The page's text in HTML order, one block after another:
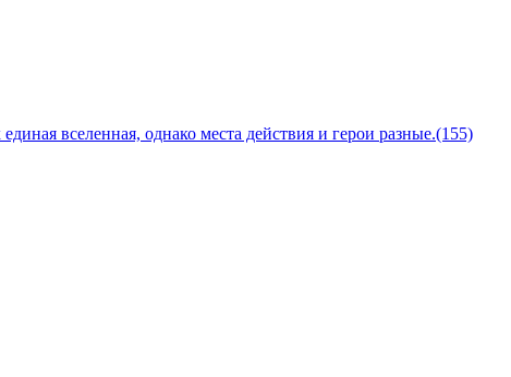
вселенная, однако места действия и герои разные.(155)